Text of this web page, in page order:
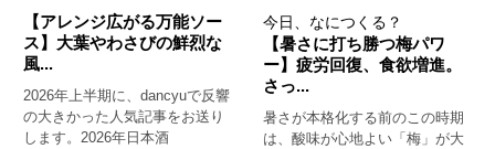
【アレンジ広がる万能ソー
ス】大葉やわさびの鮮烈な
風...
2026年上半期に、dancyuで反響
の大きかった人気記事をお送り
します。2026年日本酒
今日、なにつくる？
【暑さに打ち勝つ梅パワ
ー】疲労回復、食欲増進。
さっ...
暑さが本格化する前のこの時期
は、酸味が心地よい「梅」が大